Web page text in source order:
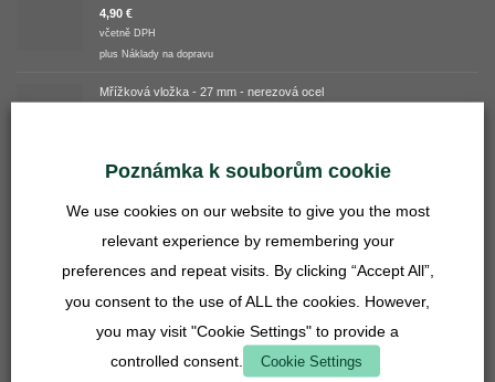
4,90 €
včetně DPH
plus Náklady na dopravu
Mřížková vložka - 27 mm - nerezová ocel
Nabídka balíčků - Lasius niger
Hodnocení
Verified overall ratings
plusNáklady na dopravu
Poznámka k souborům cookie
We use cookies on our website to give you the most
relevant experience by remembering your
preferences and repeat visits. By clicking “Accept All”,
you consent to the use of ALL the cookies. However,
you may visit "Cookie Settings" to provide a
controlled consent.
Cookie Settings